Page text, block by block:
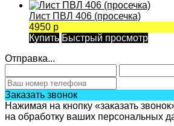
Лист ПВЛ 406 (просечка)
4950 р
Купить Быстрый просмотр
Отправка...
Заказать звонок
Нажимая на кнопку «заказать
на обработку ваших персональных